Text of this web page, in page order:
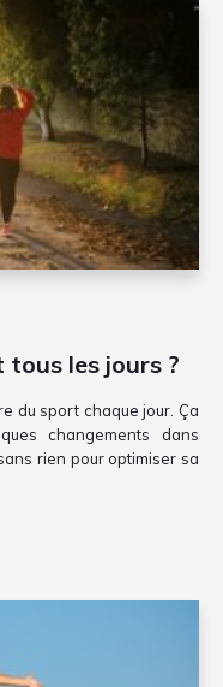
les jours ?
du sport chaque jour. Ça
changements dans
rien pour optimiser sa